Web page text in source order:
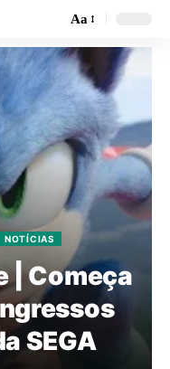
Aa
NOTÍCIAS
| Começa
SEGA